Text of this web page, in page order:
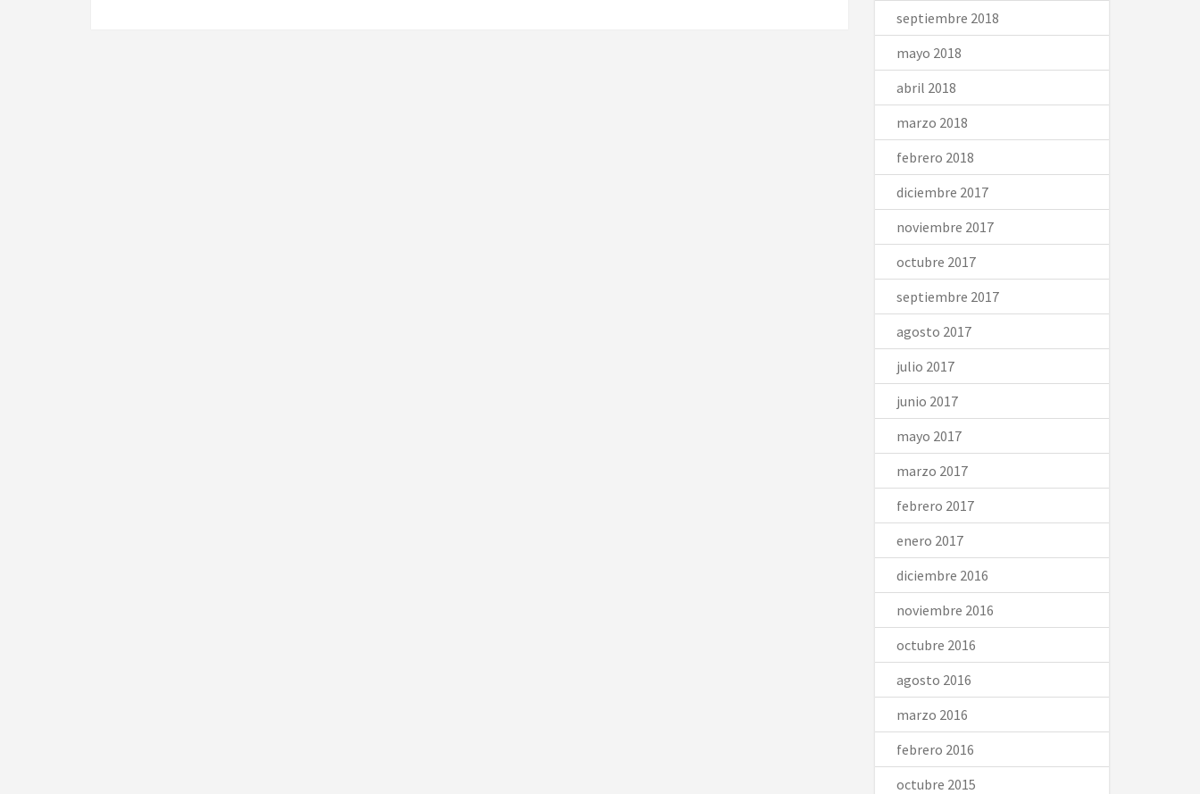
septiembre 2018
mayo 2018
abril 2018
marzo 2018
febrero 2018
diciembre 2017
noviembre 2017
octubre 2017
septiembre 2017
agosto 2017
julio 2017
junio 2017
mayo 2017
marzo 2017
febrero 2017
enero 2017
diciembre 2016
noviembre 2016
octubre 2016
agosto 2016
marzo 2016
febrero 2016
octubre 2015